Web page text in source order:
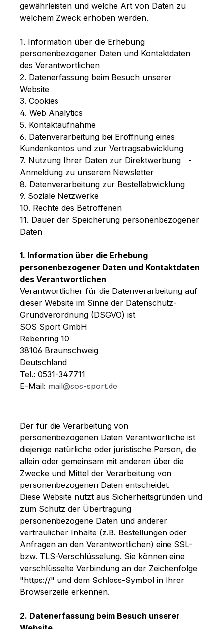
gewährleisten und welche Art von Daten zu
welchem Zweck erhoben werden.
1. Information über die Erhebung
personenbezogener Daten und Kontaktdaten
des Verantwortlichen
2. Datenerfassung beim Besuch unserer
Website
3. Cookies
4. Web Analytics
5. Kontaktaufnahme
6. Datenverarbeitung bei Eröffnung eines
Kundenkontos und zur Vertragsabwicklung
7. Nutzung Ihrer Daten zur Direktwerbung -
Anmeldung zu unserem Newsletter
8. Datenverarbeitung zur Bestellabwicklung
9. Soziale Netzwerke
10. Rechte des Betroffenen
11. Dauer der Speicherung personenbezogener
Daten
1. Information über die Erhebung
personenbezogener Daten und Kontaktdaten
des Verantwortlichen
Verantwortlicher für die Datenverarbeitung auf
dieser Website im Sinne der Datenschutz-
Grundverordnung (DSGVO) ist
SOS Sport GmbH
Rebenring 10
38106 Braunschweig
Deutschland
Tel.: 0531-347711
E-Mail: mail@sos-sport.de
Der für die Verarbeitung von
personenbezogenen Daten Verantwortliche ist
diejenige natürliche oder juristische Person, die
allein oder gemeinsam mit anderen über die
Zwecke und Mittel der Verarbeitung von
personenbezogenen Daten entscheidet.
Diese Website nutzt aus Sicherheitsgründen und
zum Schutz der Übertragung
personenbezogene Daten und anderer
vertraulicher Inhalte (z.B. Bestellungen oder
Anfragen an den Verantwortlichen) eine SSL-
bzw. TLS-Verschlüsselung. Sie können eine
verschlüsselte Verbindung an der Zeichenfolge
"https://" und dem Schloss-Symbol in Ihrer
Browserzeile erkennen.
2. Datenerfassung beim Besuch unserer